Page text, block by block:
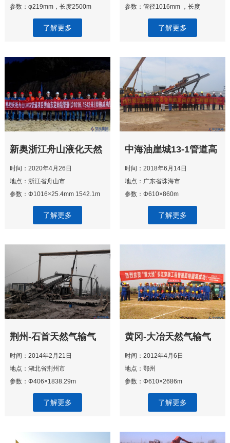
参数：φ219mm，长度2500m
了解更多
参数：管径1016mm ，长度
1927.1m
了解更多
新奥浙江舟山液化天然
气(LNG)接收及加注站
连接管道项目海底管道
秀山东登陆定向钻穿越
时间：2020年4月26日
地点：浙江省舟山市
参数：Φ1016×25.4mm 1542.1m
了解更多
中海油崖城13-1管道高
栏支线定向钻登陆穿越
工程
时间：2018年6月14日
地点：广东省珠海市
参数：Φ610×860m
了解更多
荆州-石首天然气输气
管道工程—长江定向钻
穿越工程
时间：2014年2月21日
地点：湖北省荆州市
参数：Φ406×1838.29m
了解更多
黄冈-大冶天然气输气
管道长江穿越工程
时间：2012年4月6日
地点：鄂州
参数：Φ610×2686m
了解更多